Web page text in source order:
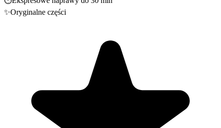
✨Oryginalne części